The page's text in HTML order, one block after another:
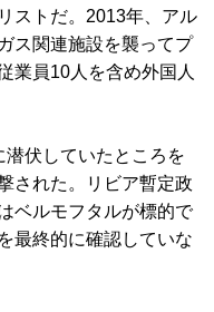
ストだ。2013年、アル
ス関連施設を襲ってプ
業員10人を含め外国人
伏していたところを
された。リビア暫定政
ベルモフタルが標的で
最終的に確認していな